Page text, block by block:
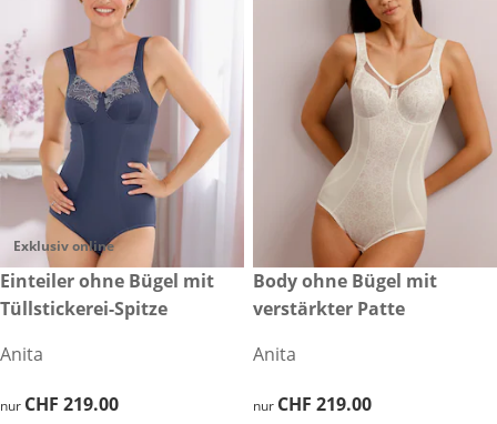
Exklusiv online
CHF 219.00
Einteiler ohne Bügel mit
Tüllstickerei-Spitze
Anita
CHF 219.00
nur CHF 219.00
CHF 219.00
Body ohne Bügel mit
verstärkter Patte
Anita
CHF 219.00
nur CHF 219.00